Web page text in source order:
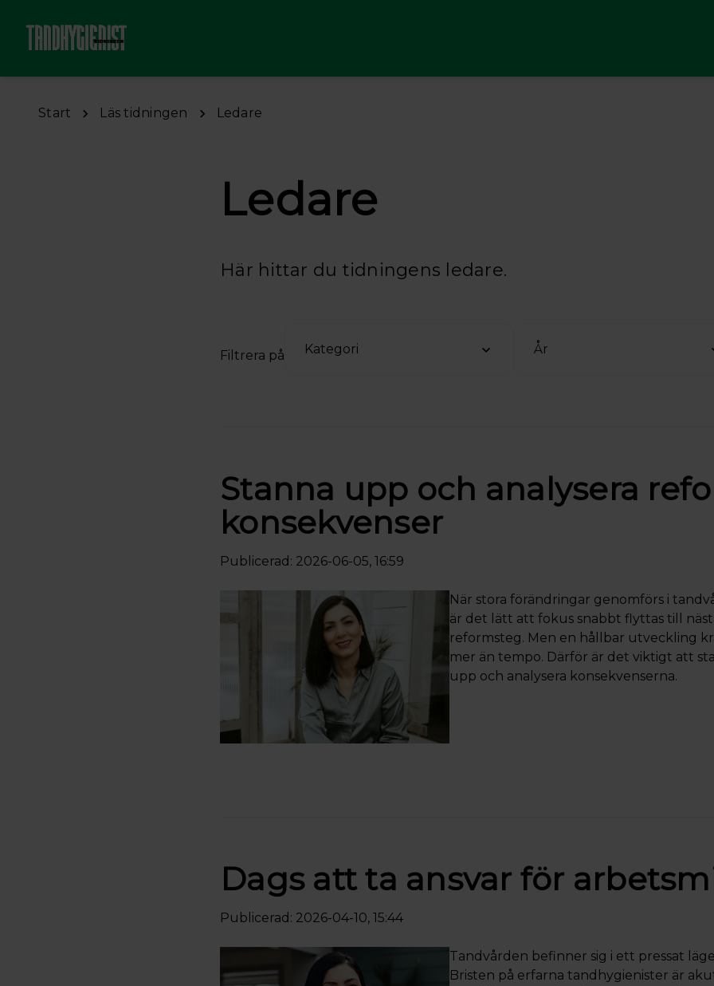
Start Läs tidningen Ledare
Ledare
Här hittar du tidningens ledare.
Filtrera på Kategori År
Stanna upp och analysera
konsekvenser
Publicerad: 2026-06-05, 16:59
När stora förändringar genomförs i
är det lätt att fokus snabbt flyttas till
reformsteg. Men en hållbar utveckling
mer än tempo. Därför är det viktigt att
upp och analysera konsekvenserna.
Dags att ta ansvar för
Publicerad: 2026-04-10, 15:44
Tandvården befinner sig i ett pressat
Bristen på erfarna tandhygienister är